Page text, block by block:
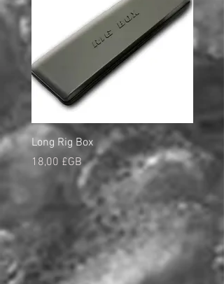
Long Rig Box
Prix
18,00 £GB
Prix
5,00